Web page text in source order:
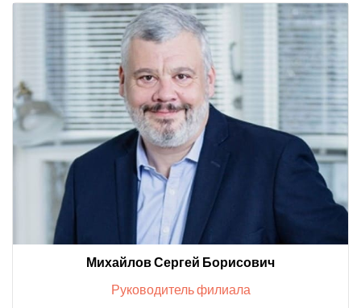
Михайлов Сергей Борисович
Руководитель филиала